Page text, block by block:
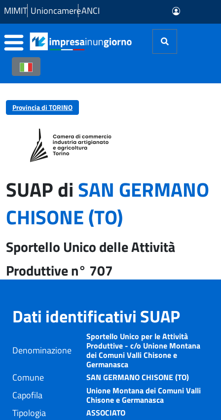
Skip to Main Content
MIMIT UnioncamereANCI
Provincia di TORINO
SUAP diSAN GERMANO
CHISONE (TO)
Sportello Unico delle Attività
Produttive n° 707
Dati identificativi SUAP
Denominazione
Sportello Unico per le Attività
Produttive - c/o Unione Montana
dei Comuni Valli Chisone e
Germanasca
Comune SAN GERMANO CHISONE (TO)
Capofila Unione Montana dei Comuni Valli
Chisone e Germanasca
Tipologia ASSOCIATO